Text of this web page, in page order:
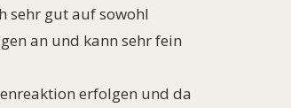
sehr gut auf sowohl
an und kann sehr fein
erfolgen und da